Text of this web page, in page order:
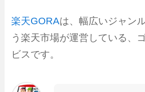
楽天GORAは、幅広いジャン
う楽天市場が運営している、
ビスです。